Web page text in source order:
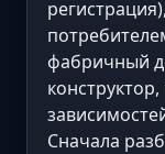
регистрация),
фабричный
Сначала